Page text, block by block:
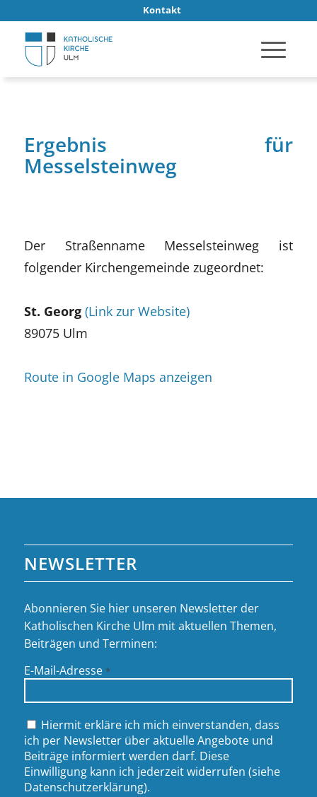
Kontakt
Ergebnis für
Messelsteinweg
Der Straßenname Messelsteinweg ist
folgender Kirchengemeinde zugeordnet:
St. Georg (Link zur Website)
89075 Ulm
Route in Google Maps anzeigen
NEWSLETTER
Abonnieren Sie hier unseren Newsletter der
Katholischen Kirche Ulm mit aktuellen Themen,
Beiträgen und Terminen:
E-Mail-Adresse *
Hiermit erkläre ich mich einverstanden, dass
ich per Newsletter über aktuelle Angebote und
Beiträge informiert werden darf. Diese
Einwilligung kann ich jederzeit widerrufen (siehe
Datenschutzerklärung).